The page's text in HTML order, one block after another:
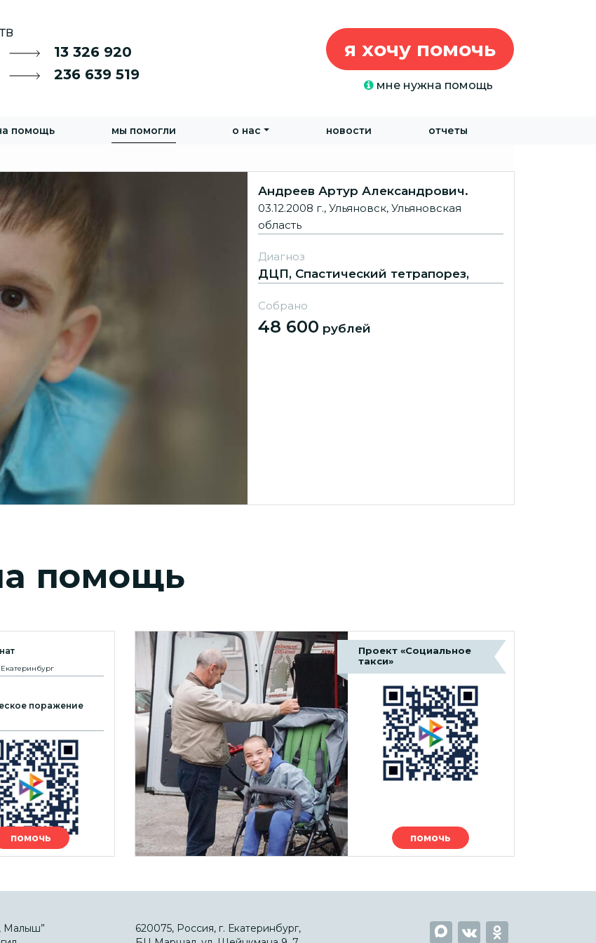
13 326 920
236 639 519
я хочу помочь
мне нужна помощь
помощь мы помогли о нас новости отчеты
Андреев Артур Александрович.
03.12.2008 г., Ульяновск, Ульяновская
область
Диагноз
ДЦП, Спастический тетрапорез,
Собрано
48 600 рублей
помощь
Екатеринбург
поражение
помочь
Проект «Социальное
такси»
помочь
Малыш”
620075, Россия, г. Екатеринбург,